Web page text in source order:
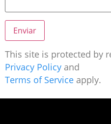
This site is protected by
Privacy Policy and
Terms of Service apply.